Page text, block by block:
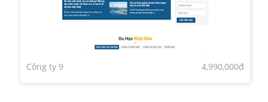
Công ty 9 4,990,000đ